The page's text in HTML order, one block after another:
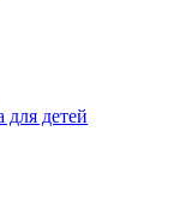
для детей